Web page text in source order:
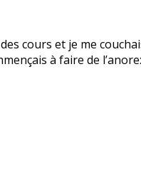
cours et je me
à faire de